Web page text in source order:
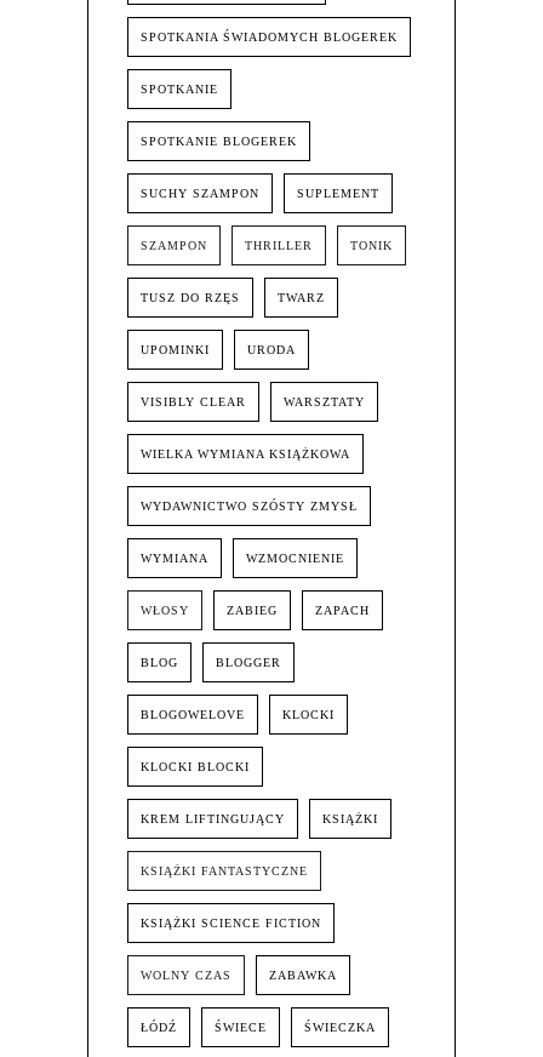
SPOTKANIA ŚWIADOMYCH BLOGEREK
SPOTKANIE
SPOTKANIE BLOGEREK
SUCHY SZAMPON SUPLEMENT
SZAMPON THRILLER TONIK
TUSZ DO RZĘS TWARZ
UPOMINKI URODA
VISIBLY CLEAR WARSZTATY
WIELKA WYMIANA KSIĄŻKOWA
WYDAWNICTWO SZÓSTY ZMYSŁ
WYMIANA WZMOCNIENIE
WŁOSY ZABIEG ZAPACH
BLOG BLOGGER
BLOGOWELOVE KLOCKI
KLOCKI BLOCKI
KREM LIFTINGUJĄCY KSIĄŻKI
KSIĄŻKI FANTASTYCZNE
KSIĄŻKI SCIENCE FICTION
WOLNY CZAS ZABAWKA
ŁÓDŹ ŚWIECE ŚWIECZKA